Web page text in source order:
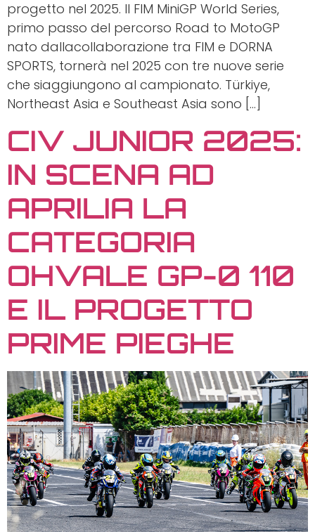
progetto nel 2025. Il FIM MiniGP World Series,
primo passo del percorso Road to MotoGP
nato dallacollaborazione tra FIM e DORNA
SPORTS, tornerà nel 2025 con tre nuove serie
che siaggiungono al campionato. Türkiye,
Northeast Asia e Southeast Asia sono […]
CIV JUNIOR 2025:
IN SCENA AD
APRILIA LA
CATEGORIA
OHVALE GP-0 110
E IL PROGETTO
PRIME PIEGHE